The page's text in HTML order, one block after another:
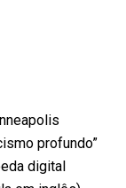
profundo”
digital